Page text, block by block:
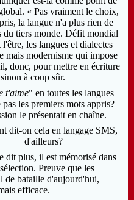
« Pas vraiment le choix,
la langue n'a plus rien de
du tiers monde. Défit mondial
les langues et dialectes
mais modernisme qui impose
donc, pour mettre en écriture
à coup sûr.
t'aime" en toutes les langues
pas les premiers mots appris?
le présentait en chaîne.
dit-on cela en langage SMS,
d'ailleurs?
dit plus, il est mémorisé dans
Preuve que les
de bataille d'aujourd'hui,
efficace.